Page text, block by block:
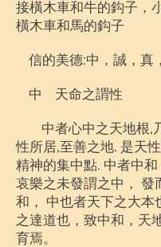
接橫木車和牛的鈎子，
橫木車和馬的鈎子
信的美德:中，誠，真
中 天命之謂性
中者心中之天地根,
性所居,至善之地. 是天
精神的集中點. 中者中
哀樂之未發謂之中， 發
和， 中也者天下之大本
之達道也，致中和，天
育焉。